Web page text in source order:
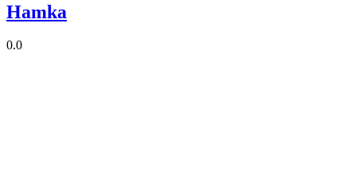
Hamka
0.0